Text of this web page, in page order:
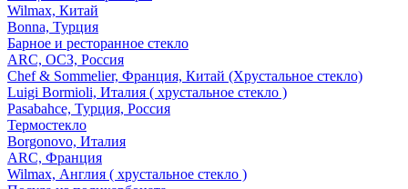
Wilmax, Китай
Bonna, Турция
Барное и ресторанное стекло
ARC, ОСЗ, Россия
Chef & Sommelier, Франция, Китай (Хрустальное стекло)
Luigi Bormioli, Италия ( хрустальное стекло )
Pasabahce, Турция, Россия
Термостекло
Borgonovo, Италия
ARC, Франция
Wilmax, Англия ( хрустальное стекло )